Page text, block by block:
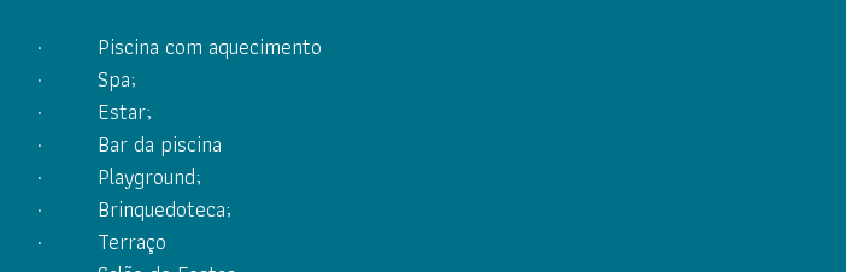
· Piscina com aquecimento
· Spa;
· Estar;
· Bar da piscina
· Playground;
· Brinquedoteca;
· Terraço